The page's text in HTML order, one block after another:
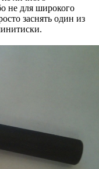
не для широкого
заснять один из